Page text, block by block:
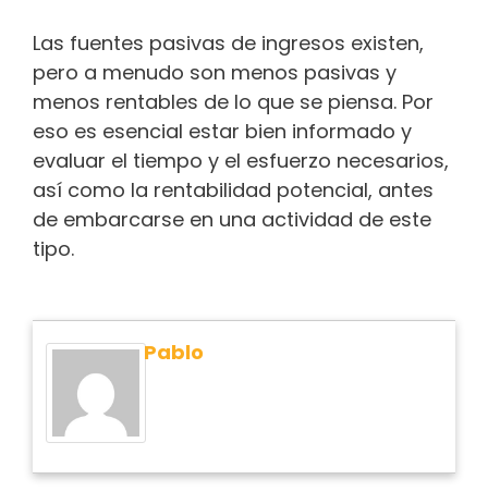
Las fuentes pasivas de ingresos existen,
pero a menudo son menos pasivas y
menos rentables de lo que se piensa. Por
eso es esencial estar bien informado y
evaluar el tiempo y el esfuerzo necesarios,
así como la rentabilidad potencial, antes
de embarcarse en una actividad de este
tipo.
Pablo